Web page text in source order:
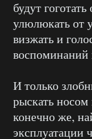
будут
улюлюкать от
визжать и
воспоминаний
И только
рыскать носом
конечно же,
эксплуатации